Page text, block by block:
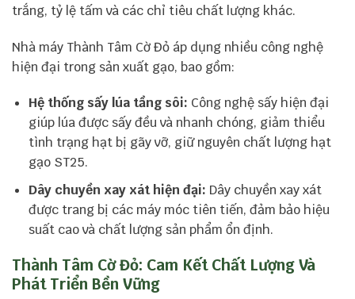
trắng, tỷ lệ tấm và các chỉ tiêu chất lượng khác.
Nhà máy Thành Tâm Cờ Đỏ áp dụng nhiều công nghệ
hiện đại trong sản xuất gạo, bao gồm:
Hệ thống sấy lúa tầng sôi: Công nghệ sấy hiện đại
giúp lúa được sấy đều và nhanh chóng, giảm thiểu
tình trạng hạt bị gãy vỡ, giữ nguyên chất lượng hạt
gạo ST25.
Dây chuyền xay xát hiện đại: Dây chuyền xay xát
được trang bị các máy móc tiên tiến, đảm bảo hiệu
suất cao và chất lượng sản phẩm ổn định.
Thành Tâm Cờ Đỏ: Cam Kết Chất Lượng Và
Phát Triển Bền Vững